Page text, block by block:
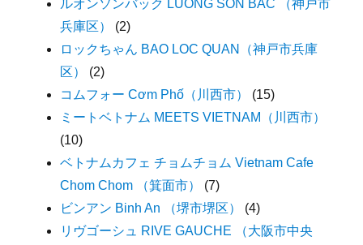
ルオンソンバック LUONG SON BAC （神戸市
兵庫区）
(2)
ロックちゃん BAO LOC QUAN（神戸市兵庫
区）
(2)
コムフォー Cơm Phố（川西市）
(15)
ミートベトナム MEETS VIETNAM（川西市）
(10)
ベトナムカフェ チョムチョム Vietnam Cafe
Chom Chom （箕面市）
(7)
ビンアン Binh An （堺市堺区）
(4)
リヴゴーシュ RIVE GAUCHE （大阪市中央